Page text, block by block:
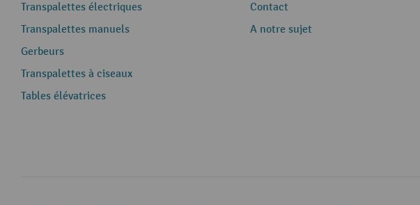
Transpalettes électriques
Transpalettes manuels
Gerbeurs
Transpalettes à ciseaux
Tables élévatrices
Contact
A notre sujet